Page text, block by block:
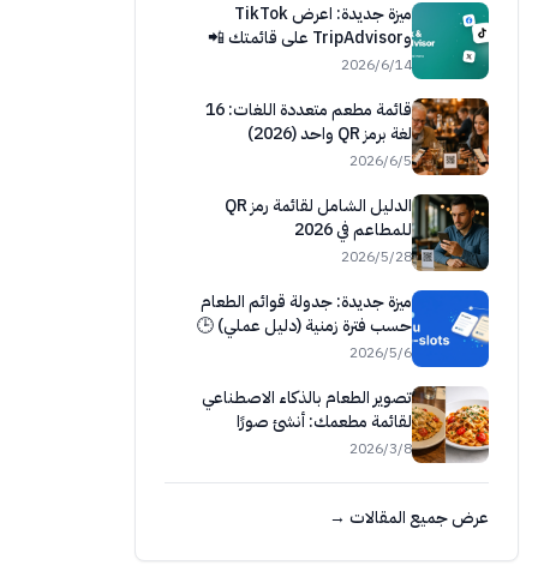
ميزة جديدة: اعرض TikTok
وTripAdvisor على قائمتك 📲
14‏/6‏/2026
قائمة مطعم متعددة اللغات: 16
لغة برمز QR واحد (2026)
5‏/6‏/2026
الدليل الشامل لقائمة رمز QR
للمطاعم في 2026
28‏/5‏/2026
ميزة جديدة: جدولة قوائم الطعام
حسب فترة زمنية (دليل عملي) 🕒
6‏/5‏/2026
تصوير الطعام بالذكاء الاصطناعي
لقائمة مطعمك: أنشئ صورًا
احترافية وطوّرها فورًا
8‏/3‏/2026
عرض جميع المقالات →